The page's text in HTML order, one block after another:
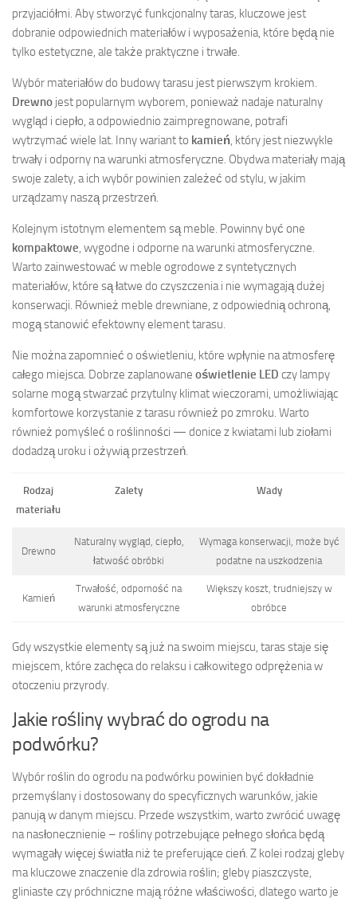
przyjaciółmi. Aby stworzyć funkcjonalny taras, kluczowe jest
dobranie odpowiednich materiałów i wyposażenia, które będą nie
tylko estetyczne, ale także praktyczne i trwałe.
Wybór materiałów do budowy tarasu jest pierwszym krokiem.
Drewno jest popularnym wyborem, ponieważ nadaje naturalny
wygląd i ciepło, a odpowiednio zaimpregnowane, potrafi
wytrzymać wiele lat. Inny wariant to kamień, który jest niezwykle
trwały i odporny na warunki atmosferyczne. Obydwa materiały mają
swoje zalety, a ich wybór powinien zależeć od stylu, w jakim
urządzamy naszą przestrzeń.
Kolejnym istotnym elementem są meble. Powinny być one
kompaktowe, wygodne i odporne na warunki atmosferyczne.
Warto zainwestować w meble ogrodowe z syntetycznych
materiałów, które są łatwe do czyszczenia i nie wymagają dużej
konserwacji. Również meble drewniane, z odpowiednią ochroną,
mogą stanowić efektowny element tarasu.
Nie można zapomnieć o oświetleniu, które wpłynie na atmosferę
całego miejsca. Dobrze zaplanowane oświetlenie LED czy lampy
solarne mogą stwarzać przytulny klimat wieczorami, umożliwiając
komfortowe korzystanie z tarasu również po zmroku. Warto
również pomyśleć o roślinności — donice z kwiatami lub ziołami
dodadzą uroku i ożywią przestrzeń.
Rodzaj
materiału
Zalety Wady
Drewno
Naturalny wygląd, ciepło,
łatwość obróbki
Wymaga konserwacji, może być
podatne na uszkodzenia
Kamień
Trwałość, odporność na
warunki atmosferyczne
Większy koszt, trudniejszy w
obróbce
Gdy wszystkie elementy są już na swoim miejscu, taras staje się
miejscem, które zachęca do relaksu i całkowitego odprężenia w
otoczeniu przyrody.
Jakie rośliny wybrać do ogrodu na
podwórku?
Wybór roślin do ogrodu na podwórku powinien być dokładnie
przemyślany i dostosowany do specyficznych warunków, jakie
panują w danym miejscu. Przede wszystkim, warto zwrócić uwagę
na nasłonecznienie – rośliny potrzebujące pełnego słońca będą
wymagały więcej światła niż te preferujące cień. Z kolei rodzaj gleby
ma kluczowe znaczenie dla zdrowia roślin; gleby piaszczyste,
gliniaste czy próchniczne mają różne właściwości, dlatego warto je